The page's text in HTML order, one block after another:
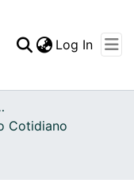
Statistics
Log In
Valle del Cauca
Cotidiano